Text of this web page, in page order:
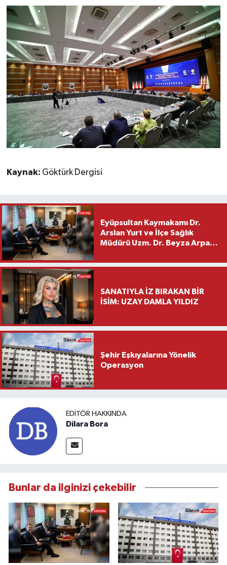
Kaynak: Göktürk Dergisi
Eyüpsultan Kaymakamı Dr.
Arslan Yurt ve İlçe Sağlık
Müdürü Uzm. Dr. Beyza Arpacı
Ziyareti
SANATIYLA İZ BIRAKAN BİR
İSİM: UZAY DAMLA YILDIZ
Şehir Eşkıyalarına Yönelik
Operasyon
EDITÖR HAKKINDA
Dilara Bora
Bunlar da ilginizi çekebilir